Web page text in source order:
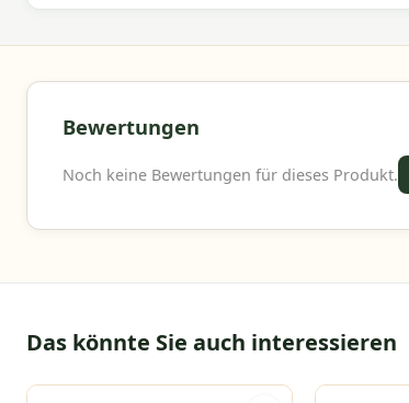
Bewertungen
Noch keine Bewertungen für dieses Produkt.
Das könnte Sie auch interessieren